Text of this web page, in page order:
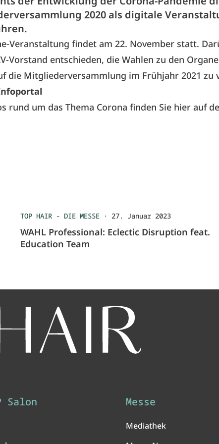
2020 als digitale
Veranstaltung findet am 22. November statt.
Vorstand entschieden, die Wahlen zu den
die Mitgliederversammlung im Frühjahr 2021 zu
rund um das Thema Corona finden Sie hier auf
TOP HAIR - DIE MESSE · 27. Januar 2023
WAHL Professional: Eclectic Disruption feat.
Education Team
Salon Messe
Mediathek